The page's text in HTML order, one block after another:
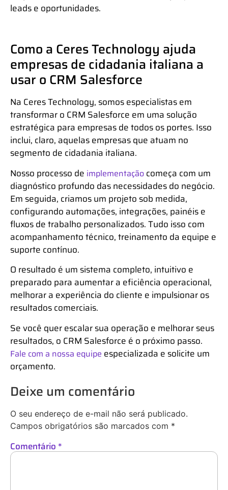
leads e oportunidades.
Como a Ceres Technology ajuda
empresas de cidadania italiana a
usar o CRM Salesforce
Na Ceres Technology, somos especialistas em
transformar o CRM Salesforce em uma solução
estratégica para empresas de todos os portes. Isso
inclui, claro, aquelas empresas que atuam no
segmento de cidadania italiana.
Nosso processo de implementação começa com um
diagnóstico profundo das necessidades do negócio.
Em seguida, criamos um projeto sob medida,
configurando automações, integrações, painéis e
fluxos de trabalho personalizados. Tudo isso com
acompanhamento técnico, treinamento da equipe e
suporte contínuo.
O resultado é um sistema completo, intuitivo e
preparado para aumentar a eficiência operacional,
melhorar a experiência do cliente e impulsionar os
resultados comerciais.
Se você quer escalar sua operação e melhorar seus
resultados, o CRM Salesforce é o próximo passo.
Fale com a nossa equipe especializada e solicite um
orçamento.
Deixe um comentário
O seu endereço de e-mail não será publicado.
Campos obrigatórios são marcados com *
Comentário *